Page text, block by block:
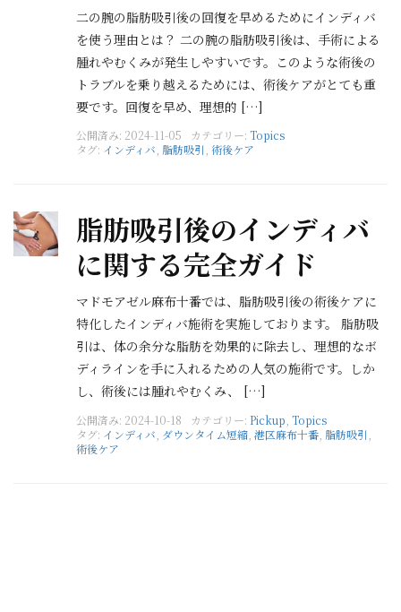
二の腕の脂肪吸引後の回復を早めるためにインディバ
を使う理由とは？ 二の腕の脂肪吸引後は、手術による
腫れやむくみが発生しやすいです。このような術後の
トラブルを乗り越えるためには、術後ケアがとても重
要です。回復を早め、理想的 […]
公開済み: 2024-11-05 カテゴリー: Topics
タグ: インディバ 脂肪吸引 術後ケア
脂肪吸引後のインディバ
に関する完全ガイド
マドモアゼル麻布十番では、脂肪吸引後の術後ケアに
特化したインディバ施術を実施しております。 脂肪吸
引は、体の余分な脂肪を効果的に除去し、理想的なボ
ディラインを手に入れるための人気の施術です。しか
し、術後には腫れやむくみ、 […]
公開済み: 2024-10-18 カテゴリー: Pickup Topics
タグ: インディバ ダウンタイム短縮 港区麻布十番 脂肪吸引
術後ケア